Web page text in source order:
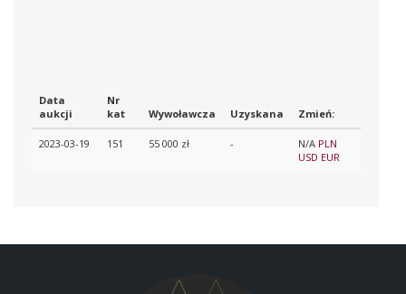
Data
aukcji
Nr
kat
Wywoławcza Uzyskana Zmień:
2023-03-19 151 55 000 zł - N/A PLN
USD EUR